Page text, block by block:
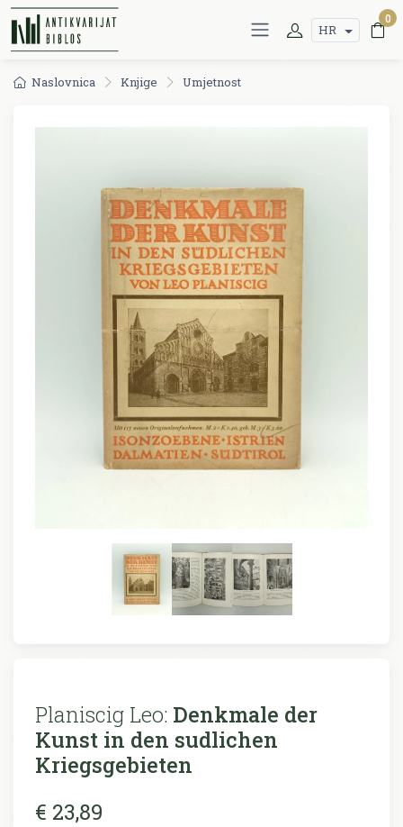
HR
0
Naslovnica Knjige Umjetnost
Planiscig Leo: Denkmale der
Kunst in den sudlichen
Kriegsgebieten
€ 23,89